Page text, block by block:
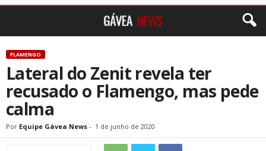
FLAMENGO
Lateral do Zenit revela ter
recusado o Flamengo, mas pede
calma
Por Equipe Gávea News - 1 de junho de 2020